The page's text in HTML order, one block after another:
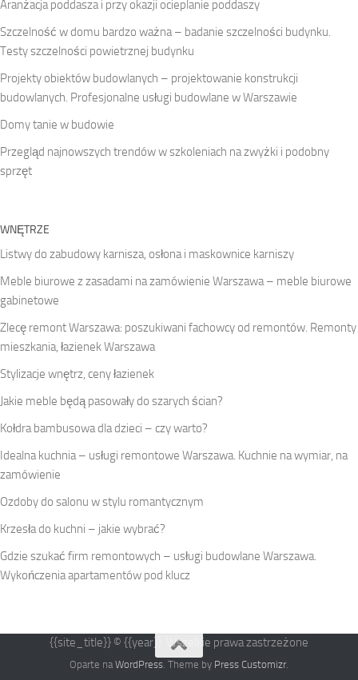
Aranżacja poddasza i przy okazji ocieplanie poddaszy
Szczelność w domu bardzo ważna – badanie szczelności budynku.
Testy szczelności powietrznej budynku
Projekty obiektów budowlanych – projektowanie konstrukcji
budowlanych. Profesjonalne usługi budowlane w Warszawie
Domy tanie w budowie
Przegląd najnowszych trendów w szkoleniach na zwyżki i podobny
sprzęt
WNĘTRZE
Listwy do zabudowy karnisza, osłona i maskownice karniszy
Meble biurowe z zasadami na zamówienie Warszawa – meble biurowe
gabinetowe
Zlecę remont Warszawa: poszukiwani fachowcy od remontów. Remonty
mieszkania, łazienek Warszawa
Stylizacje wnętrz, ceny łazienek
Jakie meble będą pasowały do szarych ścian?
Kołdra bambusowa dla dzieci – czy warto?
Idealna kuchnia – usługi remontowe Warszawa. Kuchnie na wymiar, na
zamówienie
Ozdoby do salonu w stylu romantycznym
Krzesła do kuchni – jakie wybrać?
Gdzie szukać firm remontowych – usługi budowlane Warszawa.
Wykończenia apartamentów pod klucz
{{site_title}} © {{year}}. Wszelkie prawa zastrzeżone
Oparte naWordPress. Theme by Press Customizr.